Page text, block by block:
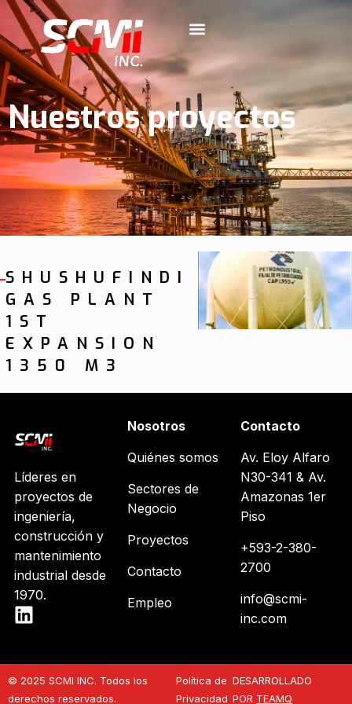
Nuestros proyectos
SHUSHUFINDI
GAS PLANT
1ST
EXPANSION
1350 M3
Líderes en
proyectos de
ingeniería,
construcción y
mantenimiento
industrial desde
1970.
Nosotros
Quiénes somos
Sectores de
Negocio
Proyectos
Contacto
Empleo
Contacto
Av. Eloy Alfaro
N30-341 & Av.
Amazonas 1er
Piso
+593-2-380-
2700
info@scmi-
inc.com
© 2025 SCMI INC. Todos los
derechos reservados.
Política de
Privacidad
DESARROLLADO
POR TEAMQ